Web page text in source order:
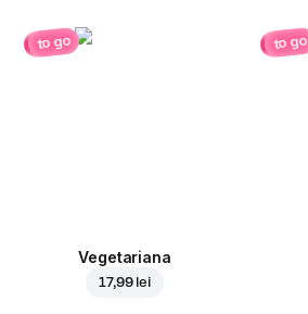
to go
Vegetariana
17,99 lei
to go